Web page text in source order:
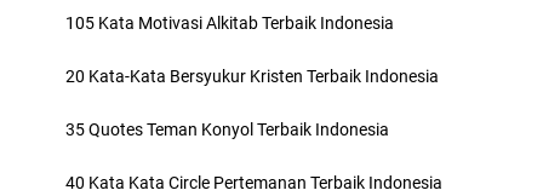
105 Kata Motivasi Alkitab Terbaik Indonesia
20 Kata-Kata Bersyukur Kristen Terbaik Indonesia
35 Quotes Teman Konyol Terbaik Indonesia
40 Kata Kata Circle Pertemanan Terbaik Indonesia